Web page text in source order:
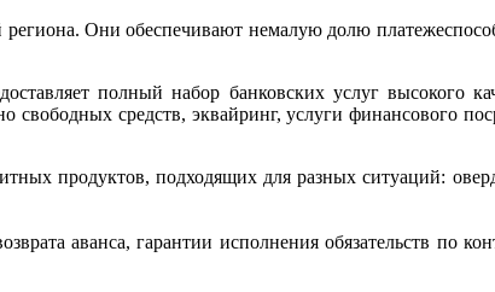
Они обеспечивают немалую долю
полный набор банковских услуг высокого
свободных средств, эквайринг, услуги финансового
продуктов, подходящих для разных ситуаций:
аванса, гарантии исполнения обязательств по